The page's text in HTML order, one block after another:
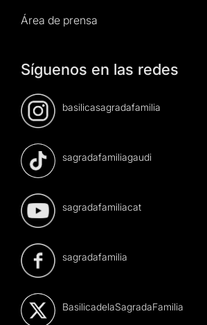
Área de prensa
Síguenos en las redes
basilicasagradafamilia
sagradafamiliagaudi
sagradafamiliacat
sagradafamilia
BasilicadelaSagradaFamilia